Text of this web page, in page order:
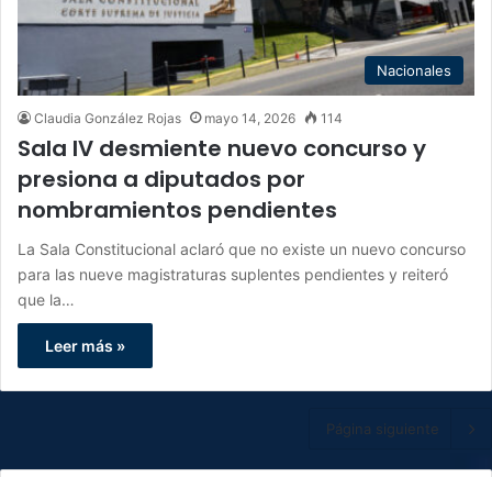
Nacionales
Claudia González Rojas mayo 14, 2026 114
Sala IV desmiente nuevo concurso y
presiona a diputados por
nombramientos pendientes
La Sala Constitucional aclaró que no existe un nuevo concurso
para las nueve magistraturas suplentes pendientes y reiteró
que la…
Leer más »
Página siguiente